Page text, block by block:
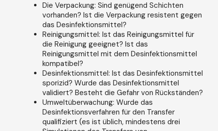
Die Verpackung: Sind genügend Schichten
vorhanden? Ist die Verpackung resistent gegen
das Desinfektionsmittel?
Reinigungsmittel: Ist das Reinigungsmittel für
die Reinigung geeignet? Ist das
Reinigungsmittel mit dem Desinfektionsmittel
kompatibel?
Desinfektionsmittel: Ist das Desinfektionsmittel
sporizid? Wurde das Desinfektionsmittel
validiert? Besteht die Gefahr von Rückständen?
Umweltüberwachung: Wurde das
Desinfektionsverfahren für den Transfer
qualifiziert (es ist üblich, mindestens drei